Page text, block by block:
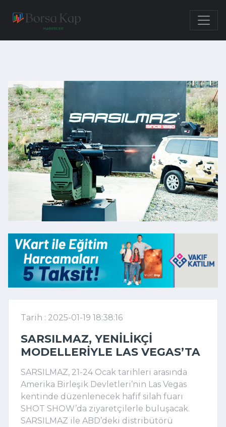
Tarih : 2025-01-19 18:38:16
SARSILMAZ, YENILIKÇI
MODELLERIYLE LAS VEGAS’TA
SARSILMAZ, 21-24 Ocak tarihleri arasında
Amerika Birleşik Devletleri’nin Las Vegas
kentinde düzenlenecek hafif silah fuarı
SHOT SHOW’da ziyaretçilerle buluşacak.
SARSILMAZ ile ABD’deki distribütörü